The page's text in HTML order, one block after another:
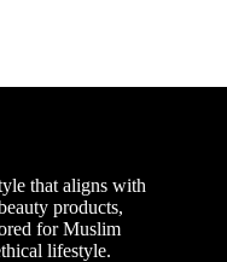
that aligns with
products,
for Muslim
lifestyle.